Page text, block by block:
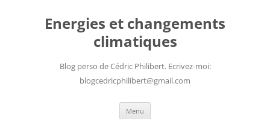
contenuEnergies et changements
climatiques
Blog perso de Cédric Philibert. Ecrivez-moi:
blogcedricphilibert@gmail.com
Menu